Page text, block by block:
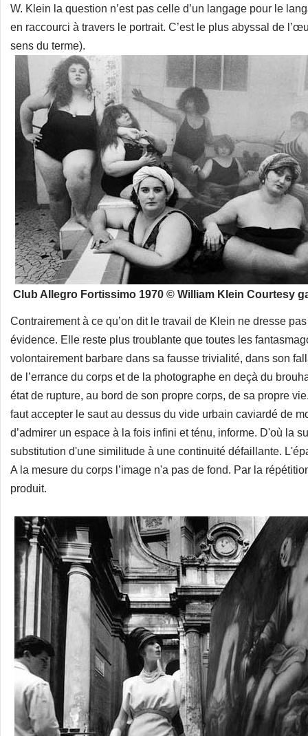
W. Klein la question n’est pas celle d’un langage pour le
en raccourci à travers le portrait. C’est le plus abyssal de
sens du terme).
Club Allegro Fortissimo 1970 © William Klein Courtesy
Contrairement à ce qu’on dit le travail de Klein ne dresse
évidence. Elle reste plus troublante que toutes les
volontairement barbare dans sa fausse trivialité, dans son
de l’errance du corps et de la photographe en deçà du
état de rupture, au bord de son propre corps, de sa propre
faut accepter le saut au dessus du vide urbain caviardé de
d’admirer un espace à la fois infini et ténu, informe. D'où la
substitution d'une similitude à une continuité défaillante.
A la mesure du corps l’image n'a pas de fond. Par la
produit.